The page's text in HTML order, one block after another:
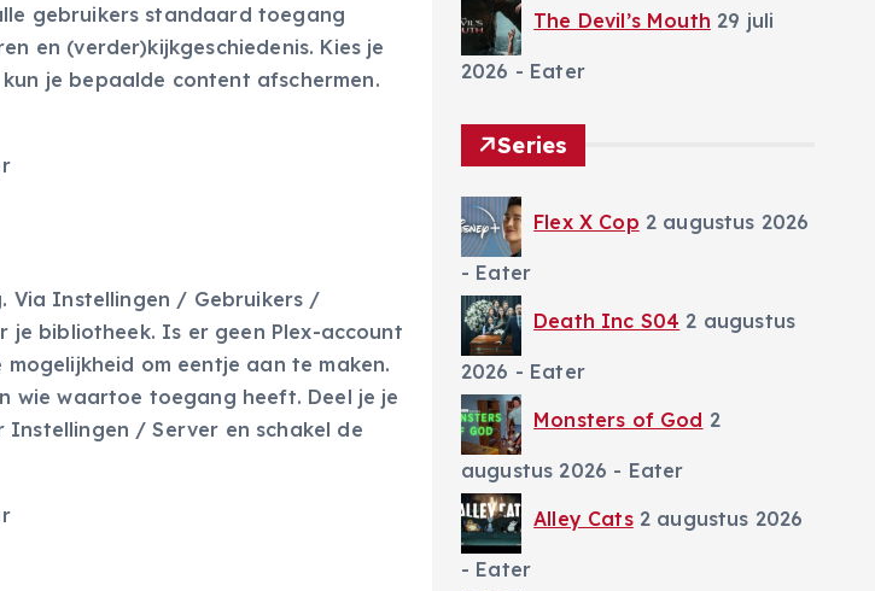
gebruikers standaard toegang
en (verder)kijkgeschiedenis. Kies je
je bepaalde content afschermen.
Via Instellingen / Gebruikers /
je bibliotheek. Is er geen Plex-account
om eentje aan te maken.
wie waartoe toegang heeft. Deel je je
/ Server en schakel de
The Devil’s Mouth 29 juli
2026 - Eater
Series
Flex X Cop 2 augustus 2026
- Eater
Death Inc S04 2 augustus
2026 - Eater
Monsters of God 2
augustus 2026 - Eater
Alley Cats 2 augustus 2026
- Eater